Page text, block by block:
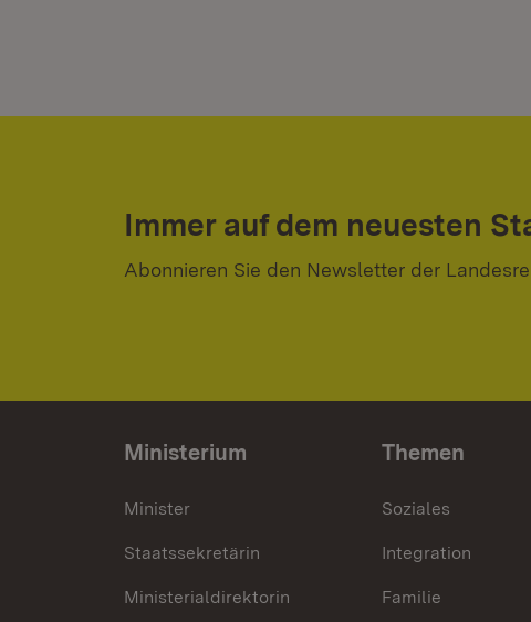
Immer auf dem neuesten
Abonnieren Sie den Newsletter der
Ministerium
Minister
Staatssekretärin
Ministerialdirektorin
Themen
Soziales
Integration
Familie